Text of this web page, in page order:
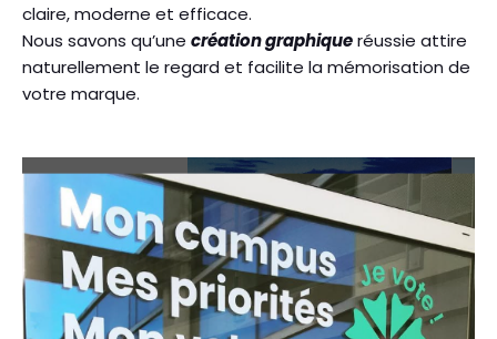
claire, moderne et efficace.
Nous savons qu’une création graphiqueréussie attire
naturellement le regard et facilite la mémorisation de
votre marque.